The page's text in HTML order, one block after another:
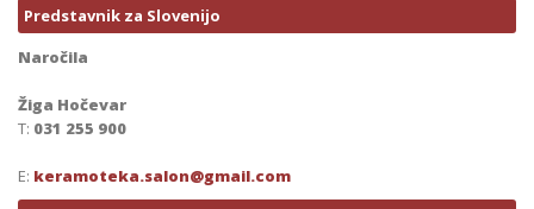
Predstavnik za Slovenijo
Naročila
Žiga Hočevar
T: 031 255 900
E: keramoteka.salon@gmail.com